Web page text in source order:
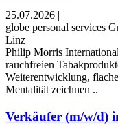
25.07.2026 |
globe personal services
Linz
Philip Morris
rauchfreien
Weiterentwicklung,
Mentalität zeichnen ..
Verkäufer (m/w/d)